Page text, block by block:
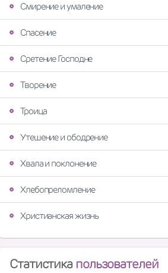
Смирение и умаление
Спасение
Сретение Господне
Творение
Троица
Утешение и ободрение
Хвала и поклонение
Хлебопреломление
Христианская жизнь
Статистика пользователей